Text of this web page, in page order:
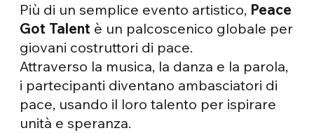
Più di un semplice evento artistico, Peace
Got Talent è un palcoscenico globale per
giovani costruttori di pace.
Attraverso la musica, la danza e la parola,
i partecipanti diventano ambasciatori di
pace, usando il loro talento per ispirare
unità e speranza.